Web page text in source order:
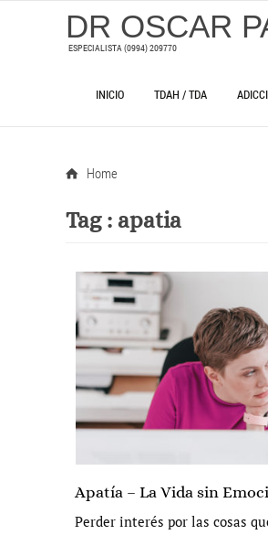
DR OSCAR
ESPECIALISTA (0994) 209770
INICIO TDAH / TDA
Home
Tag : apatia
Apatía – La Vida sin
Perder interés por las cosas